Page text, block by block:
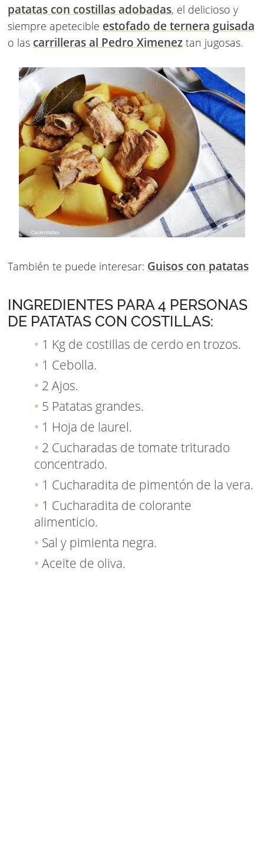
patatas con costillas adobadas, el delicioso y
siempre apetecible estofado de ternera guisada
o las carrilleras al Pedro Ximenez tan jugosas.
También te puede interesar: Guisos con patatas
INGREDIENTES PARA 4 PERSONAS
DE PATATAS CON COSTILLAS:
1 Kg de costillas de cerdo en trozos.
1 Cebolla.
2 Ajos.
5 Patatas grandes.
1 Hoja de laurel.
2 Cucharadas de tomate triturado
concentrado.
1 Cucharadita de pimentón de la vera.
1 Cucharadita de colorante
alimenticio.
Sal y pimienta negra.
Aceite de oliva.